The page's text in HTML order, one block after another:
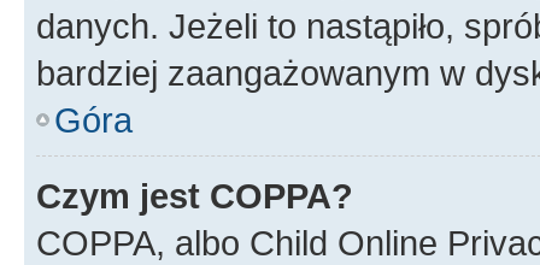
danych. Jeżeli to nastąpiło,
bardziej zaangażowanym w
Góra
Czym jest COPPA?
COPPA, albo Child Online